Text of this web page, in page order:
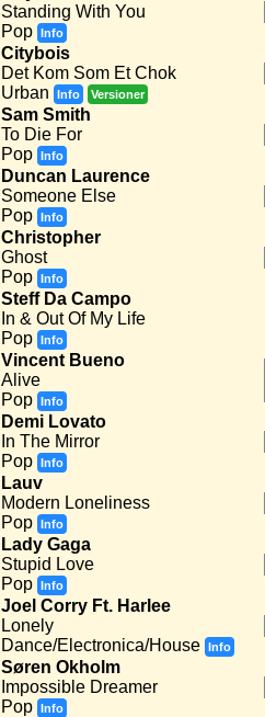
Standing With You
Pop Info
Citybois
Det Kom Som Et Chok
Urban
Info Versioner
Sam Smith
To Die For
Pop Info
Duncan Laurence
Someone Else
Pop Info
Christopher
Ghost
Pop Info
Steff Da Campo
In & Out Of My Life
Pop Info
Vincent Bueno
Alive
Pop Info
Demi Lovato
In The Mirror
Pop Info
Lauv
Modern Loneliness
Pop Info
Lady Gaga
Stupid Love
Pop Info
Joel Corry Ft. Harlee
Lonely
Dance/Electronica/House Info
Søren Okholm
Impossible Dreamer
Pop Info